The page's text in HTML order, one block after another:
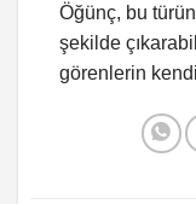
Öğünç, bu
şekilde
görenlerin